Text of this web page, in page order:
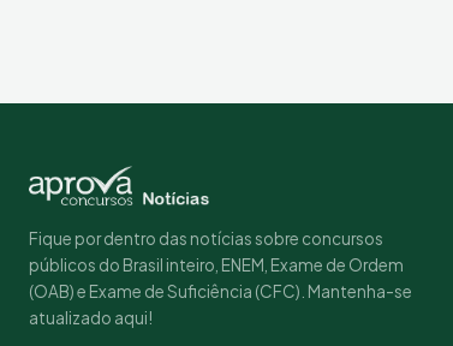
Fique por dentro das notícias sobre concursos
públicos do Brasil inteiro, ENEM, Exame de Ordem
(OAB) e Exame de Suficiência (CFC). Mantenha-se
atualizado aqui!